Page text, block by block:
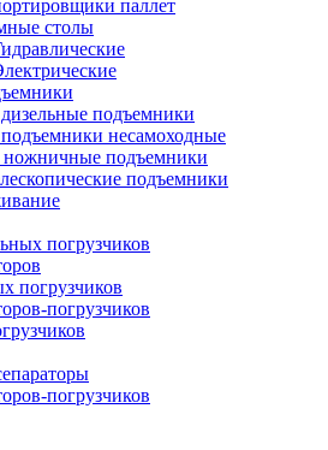
паллет
столы
подъемники
несамоходные
подъемники
подъемники
погрузчиков
погрузчиков
погрузчиков
погрузчиков